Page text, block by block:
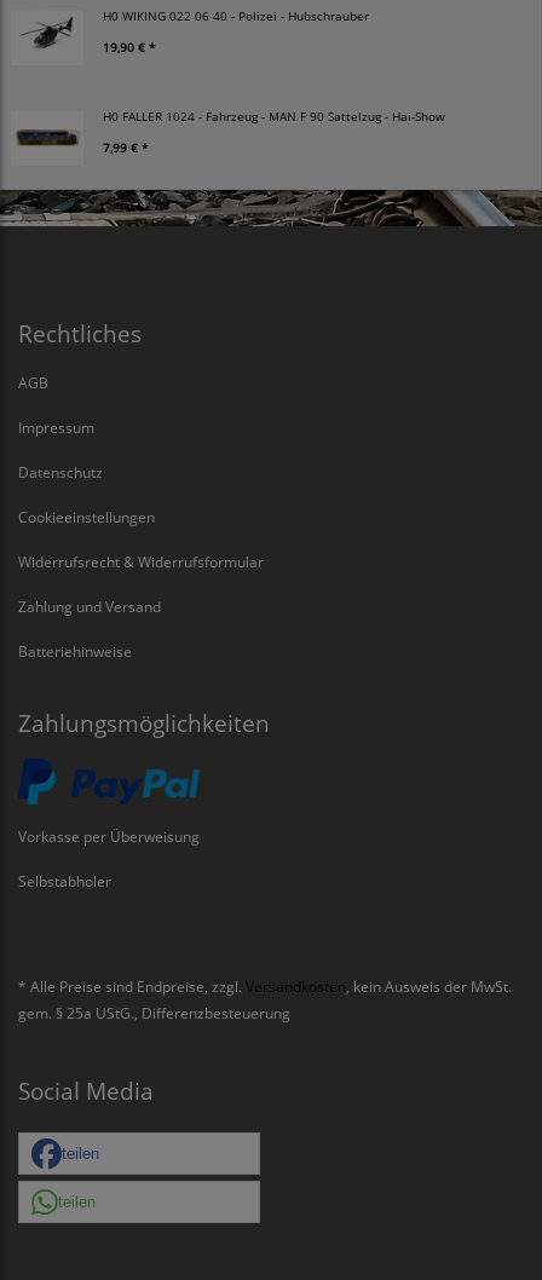
H0 WIKING 022 06 40 - Polizei - Hubschrauber
19,90 € *
H0 FALLER 1024 - Fahrzeug - MAN F 90 Sattelzug - Hai-Show
7,99 € *
Rechtliches
AGB
Impressum
Datenschutz
Cookieeinstellungen
Widerrufsrecht & Widerrufsformular
Zahlung und Versand
Batteriehinweise
Zahlungsmöglichkeiten
Vorkasse per Überweisung
Selbstabholer
* Alle Preise sind Endpreise, zzgl. Versandkosten , kein Ausweis der MwSt.
gem. § 25a UStG., Differenzbesteuerung
Social Media
teilen
teilen